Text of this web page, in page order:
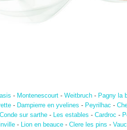
- Montenescourt - Weitbruch - Pagny la
- Dampierre en yvelines - Peyrilhac -
Conde sur sarthe- Les estables - Cardroc -
- Lion en beauce - Clere les pins -